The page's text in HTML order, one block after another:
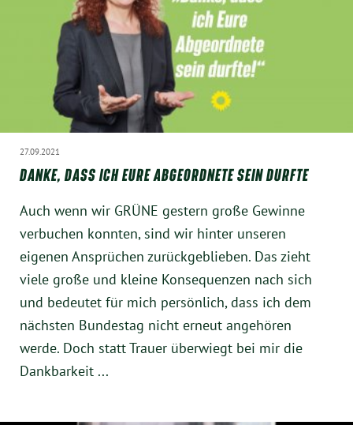
27.09.2021
DANKE, DASS ICH EURE ABGEORDNETE SEIN DURFTE
Auch wenn wir GRÜNE gestern große Gewinne
verbuchen konnten, sind wir hinter unseren
eigenen Ansprüchen zurückgeblieben. Das zieht
viele große und kleine Konsequenzen nach sich
und bedeutet für mich persönlich, dass ich dem
nächsten Bundestag nicht erneut angehören
werde. Doch statt Trauer überwiegt bei mir die
Dankbarkeit ...